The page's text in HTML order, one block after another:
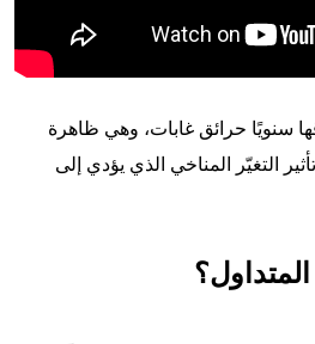
سنويًا حرائق غابات، وهي ظاهرة
التغيّر المناخي الذي يؤدي إلى